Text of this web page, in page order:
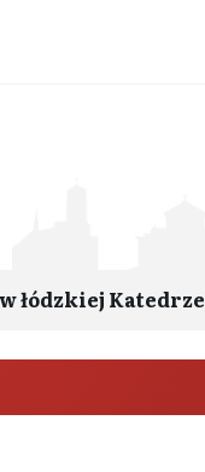
łódzkiej Katedrze